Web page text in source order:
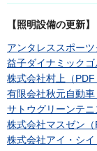
【照明設備の更新】
アンタレススポー
益子ダイナミックゴ
株式会社村上（PDF
有限会社秋元自動車
サトウグリーンテニ
株式会社マスゼン（
株式会社アイ・シイ